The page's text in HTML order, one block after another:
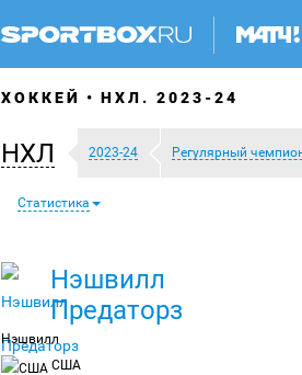
ХОККЕЙ НХЛ. 2023-24
НХЛ 2023-24 Регулярный
Статистика
Нэшвилл
Предаторз
Нэшвилл
США